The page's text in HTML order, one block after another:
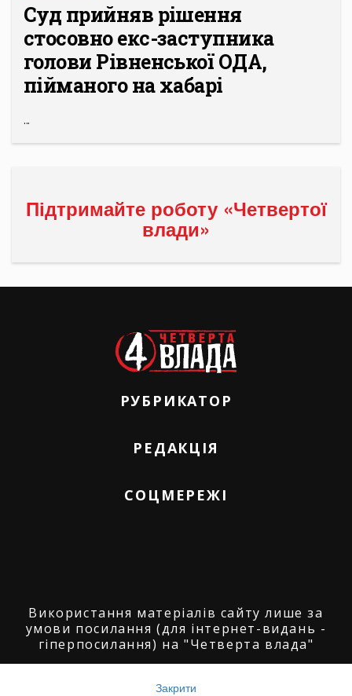
Суд прийняв рішення
стосовно екс-заступника
голови Рівненської ОДА,
пійманого на хабарі
...
Підтримайте роботу «Четвертої
влади»
РУБРИКАТОР
РЕДАКЦІЯ
СОЦМЕРЕЖІ
Використання матеріалів сайту лише за
умови посилання (для інтернет-видань -
гіперпосилання) на "Четверта влада"
"Четверта влада": 2008-2026.
Закрити